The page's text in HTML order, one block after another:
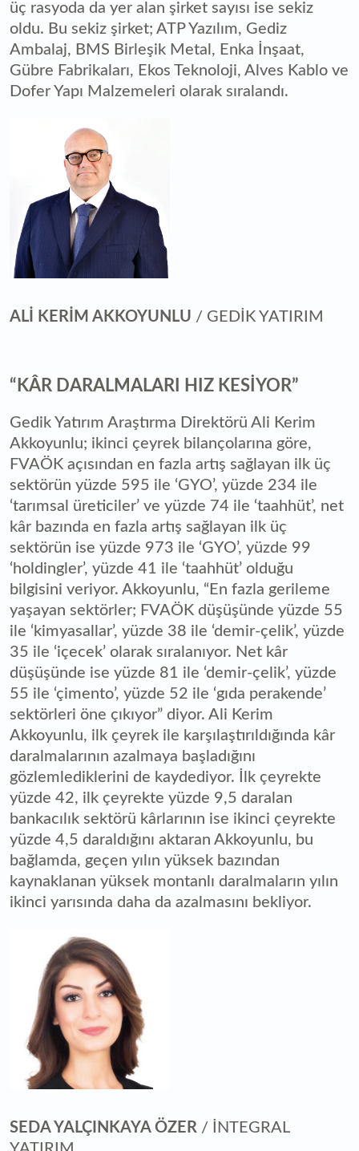
üç rasyoda da yer alan şirket sayısı ise sekiz
oldu. Bu sekiz şirket; ATP Yazılım, Gediz
Ambalaj, BMS Birleşik Metal, Enka İnşaat,
Gübre Fabrikaları, Ekos Teknoloji, Alves Kablo ve
Dofer Yapı Malzemeleri olarak sıralandı.
ALİ KERİM AKKOYUNLU / GEDİK YATIRIM
“KÂR DARALMALARI HIZ KESİYOR”
Gedik Yatırım Araştırma Direktörü Ali Kerim
Akkoyunlu; ikinci çeyrek bilançolarına göre,
FVAÖK açısından en fazla artış sağlayan ilk üç
sektörün yüzde 595 ile ‘GYO’, yüzde 234 ile
‘tarımsal üreticiler’ ve yüzde 74 ile ‘taahhüt’, net
kâr bazında en fazla artış sağlayan ilk üç
sektörün ise yüzde 973 ile ‘GYO’, yüzde 99
‘holdingler’, yüzde 41 ile ‘taahhüt’ olduğu
bilgisini veriyor. Akkoyunlu, “En fazla gerileme
yaşayan sektörler; FVAÖK düşüşünde yüzde 55
ile ‘kimyasallar’, yüzde 38 ile ‘demir-çelik’, yüzde
35 ile ‘içecek’ olarak sıralanıyor. Net kâr
düşüşünde ise yüzde 81 ile ‘demir-çelik’, yüzde
55 ile ‘çimento’, yüzde 52 ile ‘gıda perakende’
sektörleri öne çıkıyor” diyor. Ali Kerim
Akkoyunlu, ilk çeyrek ile karşılaştırıldığında kâr
daralmalarının azalmaya başladığını
gözlemlediklerini de kaydediyor. İlk çeyrekte
yüzde 42, ilk çeyrekte yüzde 9,5 daralan
bankacılık sektörü kârlarının ise ikinci çeyrekte
yüzde 4,5 daraldığını aktaran Akkoyunlu, bu
bağlamda, geçen yılın yüksek bazından
kaynaklanan yüksek montanlı daralmaların yılın
ikinci yarısında daha da azalmasını bekliyor.
SEDA YALÇINKAYA ÖZER / İNTEGRAL